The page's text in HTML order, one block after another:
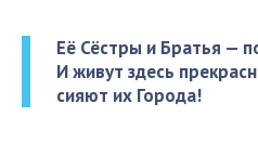
Её Сёстры и Братья —
И живут здесь
сияют их Города!